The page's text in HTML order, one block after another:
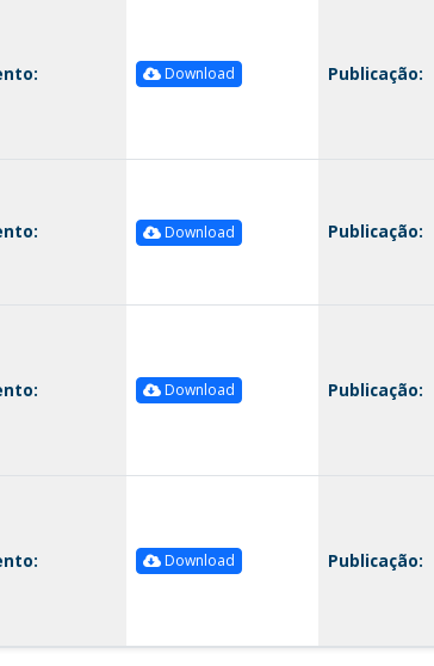
Download Publicação:
Download Publicação:
Download Publicação:
Download Publicação: